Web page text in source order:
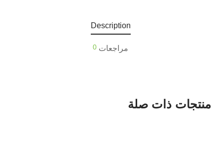
Description
مراجعات 0
منتجات ذات صلة